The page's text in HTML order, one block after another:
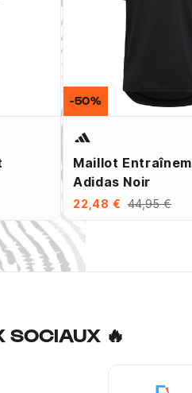
Maillot
Adidas Noir
22,48 € 44,95 €
-50%
SOCIAUX 🔥